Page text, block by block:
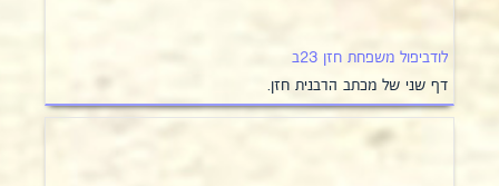
לודביפול משפחת חזן 23ב
דף שני של מכתב הרבנית חזן.